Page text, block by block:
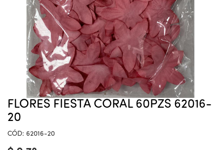
FLORES FIESTA CORAL 60PZS 62016-
20
CÓD: 62016-20